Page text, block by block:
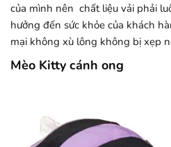
của mình nên chất liệu vải phải
hưởng đến sức khỏe của khách
mại không xù lông không bị xẹp
Mèo Kitty cánh ong